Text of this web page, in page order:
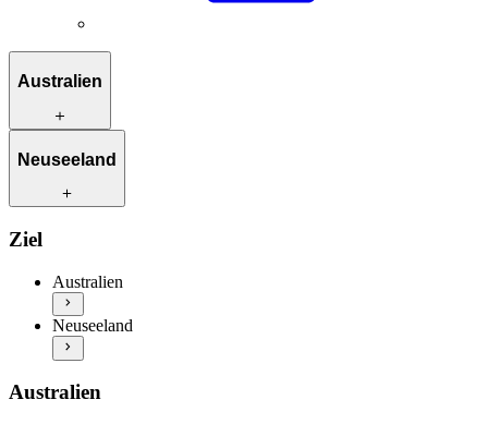
Australien
Reiserouten zur Inspiration
Einzigartige Aktivitäten
Flüge und Zwischenstopps
Autofahren in Australien
Praktische Informationen
Mehr Info & Inspiration
Neuseeland
Einzigartige Aktivitäten
Neuseeland entdecken
Beste Reisezeit
Flüge und Zwischenstopps
Praktische Informationen
Ziel
Australien
Neuseeland
Australien